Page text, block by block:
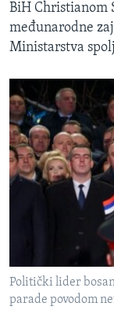
BiH Christianom
međunarodne
Ministarstva
Politički lider
parade povodom